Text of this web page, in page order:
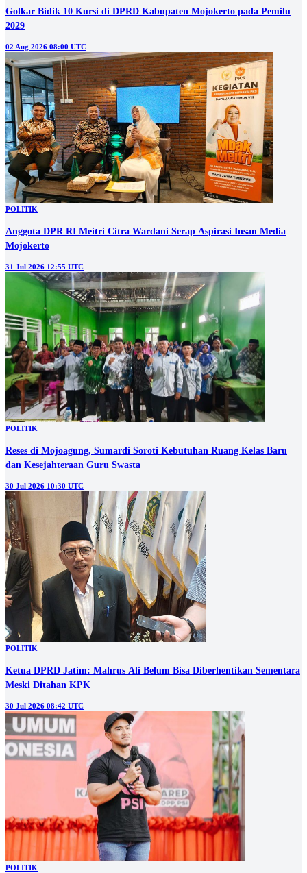
Golkar Bidik 10 Kursi di DPRD Kabupaten Mojokerto pada Pemilu
2029
02 Aug 2026 08:00 UTC
POLITIK
Anggota DPR RI Meitri Citra Wardani Serap Aspirasi Insan Media
Mojokerto
31 Jul 2026 12:55 UTC
POLITIK
Reses di Mojoagung, Sumardi Soroti Kebutuhan Ruang Kelas Baru
dan Kesejahteraan Guru Swasta
30 Jul 2026 10:30 UTC
POLITIK
Ketua DPRD Jatim: Mahrus Ali Belum Bisa Diberhentikan Sementara
Meski Ditahan KPK
30 Jul 2026 08:42 UTC
POLITIK